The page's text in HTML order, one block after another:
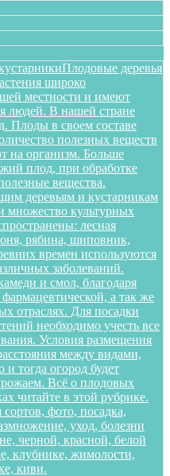
Плодовые деревья
широко
местности и имеют
людей. В нашей стране
Плоды в своем составе
полезных веществ
на организм. Больше
плод, при обработке
вещества.
деревьям и кустарникам
множество культурных
лесная
рябина, шиповник,
времен используются
заболеваний.
и смол, благодаря
а так же
отраслях. Для посадки
необходимо учесть все
Условия размещения
между видами,
и тогда огород будет
Всё о плодовых
читайте в этой рубрике.
фото, посадка,
уход, болезни
черной, красной, белой
клубнике, жимолости,
киви.